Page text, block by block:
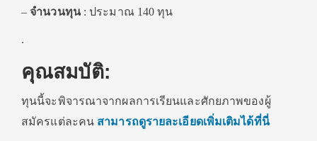
–จำนวนทุน: ประมาณ 140 ทุน
.
คุณสมบัติ:
ทุนนี้จะพิจารณาจากผลการเรียนและศักยภาพของผู้
สมัครแต่ละคน สามารถดูรายละเอียดเพิ่มเติมได้ที่นี่